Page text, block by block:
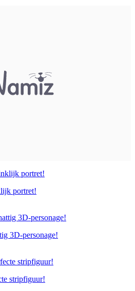
portret!
3D-personage!
stripfiguur!